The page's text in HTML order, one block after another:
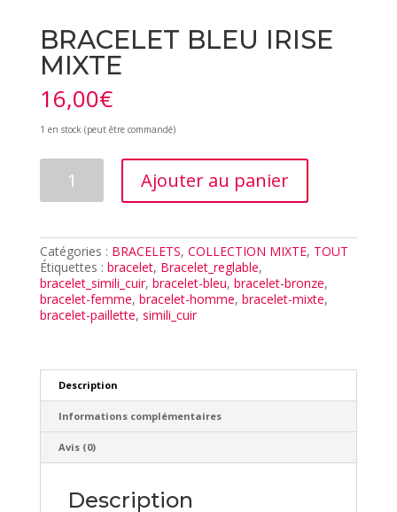
BRACELET BLEU IRISE
MIXTE
16,00€
1 en stock (peut être commandé)
MIXTE
Ajouter au panier
Catégories : BRACELETS, COLLECTION MIXTE, TOUT
Étiquettes : bracelet, Bracelet_reglable,
bracelet_simili_cuir, bracelet-bleu, bracelet-bronze,
bracelet-femme, bracelet-homme, bracelet-mixte,
bracelet-paillette, simili_cuir
Description
Informations complémentaires
Avis (0)
Description